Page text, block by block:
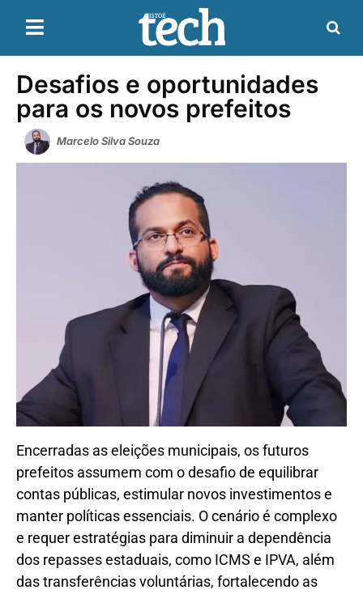
Desafios e oportunidades
para os novos prefeitos
Marcelo Silva Souza
Encerradas as eleições municipais, os futuros
prefeitos assumem com o desafio de equilibrar
contas públicas, estimular novos investimentos e
manter políticas essenciais. O cenário é complexo
e requer estratégias para diminuir a dependência
dos repasses estaduais, como ICMS e IPVA, além
das transferências voluntárias, fortalecendo as